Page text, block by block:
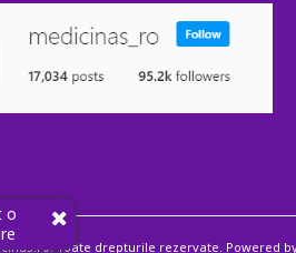
Toate drepturile rezervate. Powered
o